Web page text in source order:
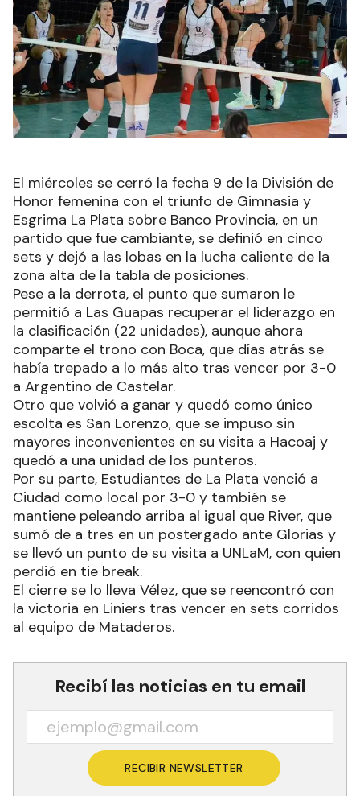
El miércoles se cerró la fecha 9 de la División de
Honor femenina con el triunfo de Gimnasia y
Esgrima La Plata sobre Banco Provincia, en un
partido que fue cambiante, se definió en cinco
sets y dejó a las lobas en la lucha caliente de la
zona alta de la tabla de posiciones.
Pese a la derrota, el punto que sumaron le
permitió a Las Guapas recuperar el liderazgo en
la clasificación (22 unidades), aunque ahora
comparte el trono con Boca, que días atrás se
había trepado a lo más alto tras vencer por 3-0
a Argentino de Castelar.
Otro que volvió a ganar y quedó como único
escolta es San Lorenzo, que se impuso sin
mayores inconvenientes en su visita a Hacoaj y
quedó a una unidad de los punteros.
Por su parte, Estudiantes de La Plata venció a
Ciudad como local por 3-0 y también se
mantiene peleando arriba al igual que River, que
sumó de a tres en un postergado ante Glorias y
se llevó un punto de su visita a UNLaM, con quien
perdió en tie break.
El cierre se lo lleva Vélez, que se reencontró con
la victoria en Liniers tras vencer en sets corridos
al equipo de Mataderos.
Recibí las noticias en tu email
RECIBIR NEWSLETTER